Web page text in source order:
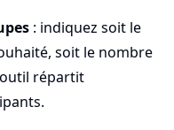
: indiquez soit le
soit le nombre
répartit